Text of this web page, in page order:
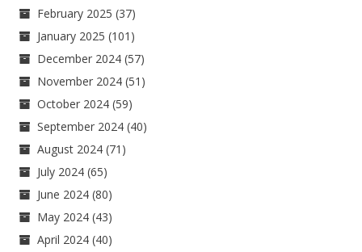
February 2025 (37)
January 2025 (101)
December 2024 (57)
November 2024 (51)
October 2024 (59)
September 2024 (40)
August 2024 (71)
July 2024 (65)
June 2024 (80)
May 2024 (43)
April 2024 (40)